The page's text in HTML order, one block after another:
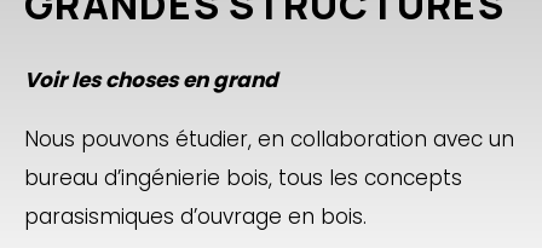
Voir les choses en grand
Nous pouvons étudier, en collaboration avec un
bureau d’ingénierie bois, tous les concepts
parasismiques d’ouvrage en bois.